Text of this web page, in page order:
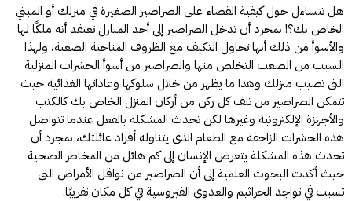
هل تتساءل حول كيفية القضاء على الصراصير الصغيرة في منزلك أو المبني
الخاص بك؟! بمجرد أن تدخل الصراصير إلى أحد المنازل تعتقد أنه ملكًا لها
والأسوأ من ذلك أنها تحاول التكيف مع الظروف المناخية الصعبة، ولهذا
السبب من الصعب التخلص منها والصراصير من أسوأ الحشرات المنزلية
التى تصيب منزلك وهذا ما يظهر من خلال سلوكها وعاداتها الغذائية حيث
تتمكن الصراصير من تلف كل ركن من أركان المنزل الخاص بك كالكتب
والأجهزة الإلكترونية وغيرها لكن تحدث المشكلة بالفعل عندما تتواصل
هذه الحشرات الزاحفة مع الطعام الذى يتناوله أفراد عائلتك، بمجرد أن
تحدث هذه المشكلة يتعرض الإنسان إلى كم هائل من المخاطر الصحية
حيث أكدت البحوث العلمية إلى أن الصراصير من نواقل الأمراض التى
تسبب في تواجد الجراثيم والعدوى الفيروسية في كل مكان تقريبًا.